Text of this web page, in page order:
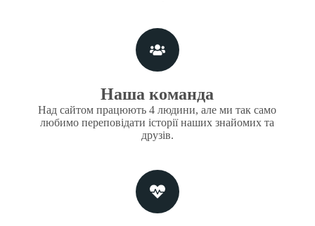
Наша команда
Над сайтом працюють 4 людини, але ми так само
любимо переповідати історії наших знайомих та
друзів.